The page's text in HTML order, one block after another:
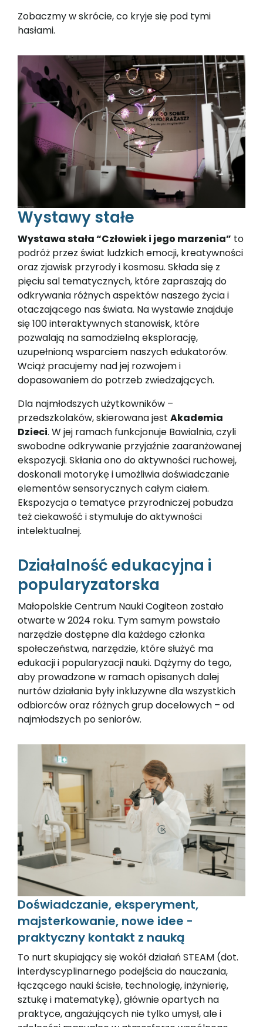
Zobaczmy w skrócie, co kryje się pod tymi
hasłami.
Wystawy stałe
Wystawa stała “Człowiek i jego marzenia” to
podróż przez świat ludzkich emocji, kreatywności
oraz zjawisk przyrody i kosmosu. Składa się z
pięciu sal tematycznych, które zapraszają do
odkrywania różnych aspektów naszego życia i
otaczającego nas świata. Na wystawie znajduje
się 100 interaktywnych stanowisk, które
pozwalają na samodzielną eksplorację,
uzupełnioną wsparciem naszych edukatorów.
Wciąż pracujemy nad jej rozwojem i
dopasowaniem do potrzeb zwiedzających.
Dla najmłodszych użytkowników –
przedszkolaków, skierowana jest Akademia
Dzieci. W jej ramach funkcjonuje Bawialnia, czyli
swobodne odkrywanie przyjaźnie zaaranżowanej
ekspozycji. Skłania ono do aktywności ruchowej,
doskonali motorykę i umożliwia doświadczanie
elementów sensorycznych całym ciałem.
Ekspozycja o tematyce przyrodniczej pobudza
też ciekawość i stymuluje do aktywności
intelektualnej.
Działalność edukacyjna i
popularyzatorska
Małopolskie Centrum Nauki Cogiteon zostało
otwarte w 2024 roku. Tym samym powstało
narzędzie dostępne dla każdego członka
społeczeństwa, narzędzie, które służyć ma
edukacji i popularyzacji nauki. Dążymy do tego,
aby prowadzone w ramach opisanych dalej
nurtów działania były inkluzywne dla wszystkich
odbiorców oraz różnych grup docelowych – od
najmłodszych po seniorów.
Doświadczanie, eksperyment,
majsterkowanie, nowe idee -
praktyczny kontakt z nauką
To nurt skupiający się wokół działań STEAM (dot.
interdyscyplinarnego podejścia do nauczania,
łączącego nauki ścisłe, technologię, inżynierię,
sztukę i matematykę), głównie opartych na
praktyce, angażujących nie tylko umysł, ale i